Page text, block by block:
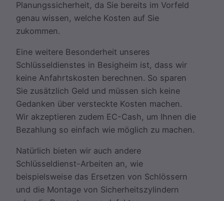
Planungssicherheit, da Sie bereits im Vorfeld
genau wissen, welche Kosten auf Sie
zukommen.
Eine weitere Besonderheit unseres
Schlüsseldienstes in Besigheim ist, dass wir
keine Anfahrtskosten berechnen. So sparen
Sie zusätzlich Geld und müssen sich keine
Gedanken über versteckte Kosten machen.
Wir akzeptieren zudem EC-Cash, um Ihnen die
Bezahlung so einfach wie möglich zu machen.
Natürlich bieten wir auch andere
Schlüsseldienst-Arbeiten an, wie
beispielsweise das Ersetzen von Schlössern
und die Montage von Sicherheitszylindern